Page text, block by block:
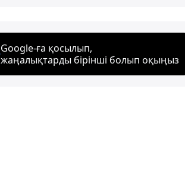
Google-ға қосылып,
жаңалықтарды бірінші болып оқыңыз